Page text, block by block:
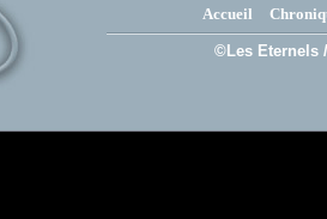
Accueil
©Les Eternels